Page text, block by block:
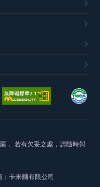
， 若有欠妥之處，請隨時與
：卡米爾有限公司